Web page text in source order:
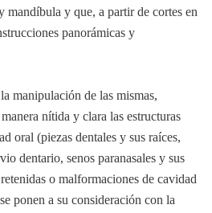
y que, a partir de cortes en
panorámicas y
manipulación de las mismas,
nítida y clara las estructuras
oral (piezas dentales y sus raíces,
dentario, senos paranasales y sus
o malformaciones de cavidad
ponen a su consideración con la